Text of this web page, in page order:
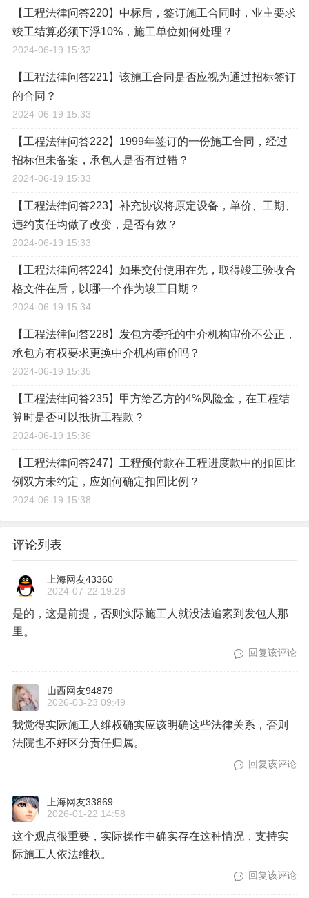
【工程法律问答220】中标后，签订施工合同时，业主要求
竣工结算必须下浮10%，施工单位如何处理？
2024-06-19 15:32
【工程法律问答221】该施工合同是否应视为通过招标签订
的合同？
2024-06-19 15:33
【工程法律问答222】1999年签订的一份施工合同，经过
招标但未备案，承包人是否有过错？
2024-06-19 15:33
【工程法律问答223】补充协议将原定设备，单价、工期、
违约责任均做了改变，是否有效？
2024-06-19 15:33
【工程法律问答224】如果交付使用在先，取得竣工验收合
格文件在后，以哪一个作为竣工日期？
2024-06-19 15:34
【工程法律问答228】发包方委托的中介机构审价不公正，
承包方有权要求更换中介机构审价吗？
2024-06-19 15:35
【工程法律问答235】甲方给乙方的4%风险金，在工程结
算时是否可以抵折工程款？
2024-06-19 15:36
【工程法律问答247】工程预付款在工程进度款中的扣回比
例双方未约定，应如何确定扣回比例？
2024-06-19 15:38
评论列表
上海网友43360
2024-07-22 19:28
是的，这是前提，否则实际施工人就没法追索到发包人那
里。
回复该评论
山西网友94879
2026-03-23 09:49
我觉得实际施工人维权确实应该明确这些法律关系，否则
法院也不好区分责任归属。
回复该评论
上海网友33869
2026-01-22 14:58
这个观点很重要，实际操作中确实存在这种情况，支持实
际施工人依法维权。
回复该评论